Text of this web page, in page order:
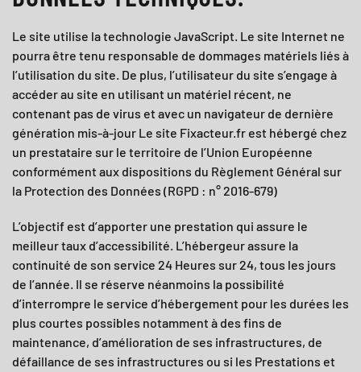
Le site utilise la technologie JavaScript. Le site Internet ne
pourra être tenu responsable de dommages matériels liés à
l’utilisation du site. De plus, l’utilisateur du site s’engage à
accéder au site en utilisant un matériel récent, ne
contenant pas de virus et avec un navigateur de dernière
génération mis-à-jour Le site Fixacteur.fr est hébergé chez
un prestataire sur le territoire de l’Union Européenne
conformément aux dispositions du Règlement Général sur
la Protection des Données (RGPD : n° 2016-679)
L’objectif est d’apporter une prestation qui assure le
meilleur taux d’accessibilité. L’hébergeur assure la
continuité de son service 24 Heures sur 24, tous les jours
de l’année. Il se réserve néanmoins la possibilité
d’interrompre le service d’hébergement pour les durées les
plus courtes possibles notamment à des fins de
maintenance, d’amélioration de ses infrastructures, de
défaillance de ses infrastructures ou si les Prestations et